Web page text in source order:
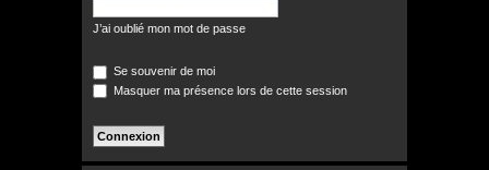
J’ai oublié mon mot de passe
Se souvenir de moi
Masquer ma présence lors de cette session